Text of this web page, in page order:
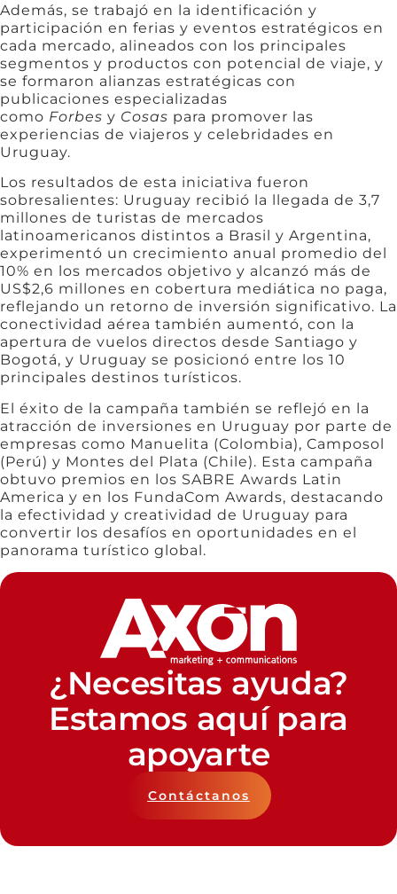
Además, se trabajó en la identificación y
participación en ferias y eventos estratégicos en
cada mercado, alineados con los principales
segmentos y productos con potencial de viaje, y
se formaron alianzas estratégicas con
publicaciones especializadas
como Forbes y Cosas para promover las
experiencias de viajeros y celebridades en
Uruguay.
Los resultados de esta iniciativa fueron
sobresalientes: Uruguay recibió la llegada de 3,7
millones de turistas de mercados
latinoamericanos distintos a Brasil y Argentina,
experimentó un crecimiento anual promedio del
10% en los mercados objetivo y alcanzó más de
US$2,6 millones en cobertura mediática no paga,
reflejando un retorno de inversión significativo. La
conectividad aérea también aumentó, con la
apertura de vuelos directos desde Santiago y
Bogotá, y Uruguay se posicionó entre los 10
principales destinos turísticos.
El éxito de la campaña también se reflejó en la
atracción de inversiones en Uruguay por parte de
empresas como Manuelita (Colombia), Camposol
(Perú) y Montes del Plata (Chile). Esta campaña
obtuvo premios en los SABRE Awards Latin
America y en los FundaCom Awards, destacando
la efectividad y creatividad de Uruguay para
convertir los desafíos en oportunidades en el
panorama turístico global.
¿Necesitas ayuda?
Estamos aquí para
apoyarte
Contáctanos